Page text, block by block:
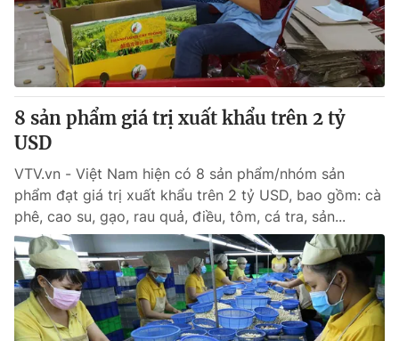
8 sản phẩm giá trị xuất khẩu trên 2 tỷ
USD
VTV.vn - Việt Nam hiện có 8 sản phẩm/nhóm sản
phẩm đạt giá trị xuất khẩu trên 2 tỷ USD, bao gồm: cà
phê, cao su, gạo, rau quả, điều, tôm, cá tra, sản...